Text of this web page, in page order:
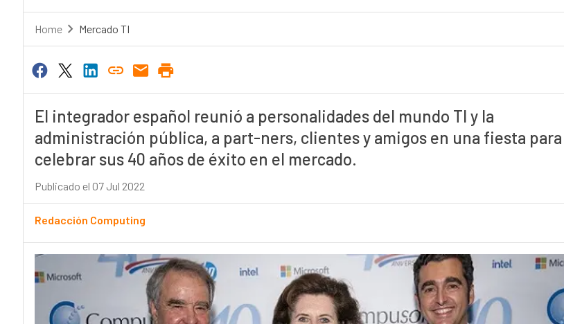
Home Mercado TI
El integrador español reunió a personalidades del mundo TI y la
administración pública, a part-ners, clientes y amigos en una fiesta para
celebrar sus 40 años de éxito en el mercado.
Publicado el 07 Jul 2022
Redacción Computing